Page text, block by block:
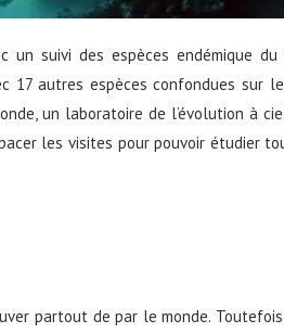
un suivi des espèces endémique du
17 autres espèces confondues sur
un laboratoire de l’évolution à
les visites pour pouvoir étudier
partout de par le monde.